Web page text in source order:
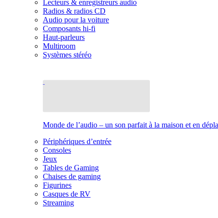
Lecteurs & enregistreurs audio
Radios & radios CD
Audio pour la voiture
Composants hi-fi
Haut-parleurs
Multiroom
Systèmes stéréo
Monde de l’audio – un son parfait à la maison et en
Périphériques d’entrée
Consoles
Jeux
Tables de Gaming
Chaises de gaming
Figurines
Casques de RV
Streaming